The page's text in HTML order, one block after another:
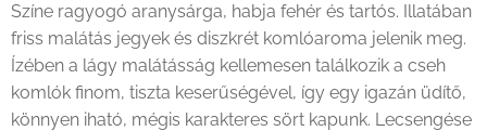
Színe ragyogó aranysárga, habja fehér és tartós. Illatában
friss malátás jegyek és diszkrét komlóaroma jelenik meg.
Ízében a lágy malátásság kellemesen találkozik a cseh
komlók finom, tiszta keserűségével, így egy igazán üdítő,
könnyen iható, mégis karakteres sört kapunk. Lecsengése